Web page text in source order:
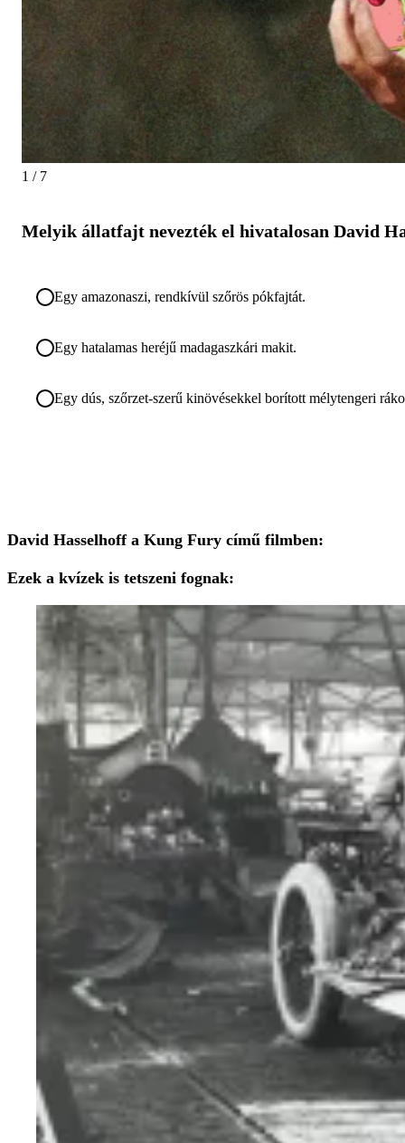
1 / 7
Melyik állatfajt nevezték el hivatalosan David
Egy amazonaszi, rendkívül szőrös pókfajtát.
Egy hatalamas heréjű madagaszkári makit.
Egy dús, szőrzet-szerű kinövésekkel borított mélytengeri
David Hasselhoff a Kung Fury című filmben:
Ezek a kvízek is tetszeni fognak: